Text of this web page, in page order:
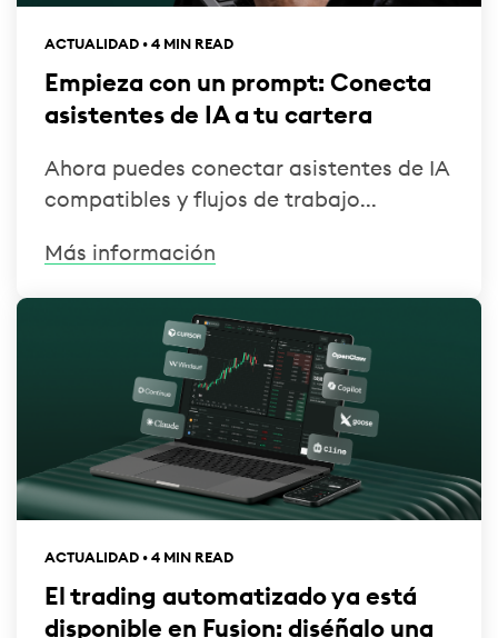
ACTUALIDAD • 4 MIN READ
Empieza con un prompt: Conecta
asistentes de IA a tu cartera
Ahora puedes conectar asistentes de IA
compatibles y flujos de trabajo...
Más información
ACTUALIDAD • 4 MIN READ
El trading automatizado ya está
disponible en Fusion: diséñalo una